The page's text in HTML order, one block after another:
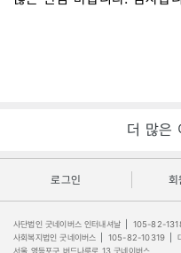
더 많은
로그인 회
사단법인 굿네이버스 인터내셔날 105-82-
사회복지법인 굿네이버스
105-82-10319
서울 영등포구 버드나루로 13 굿네이버스